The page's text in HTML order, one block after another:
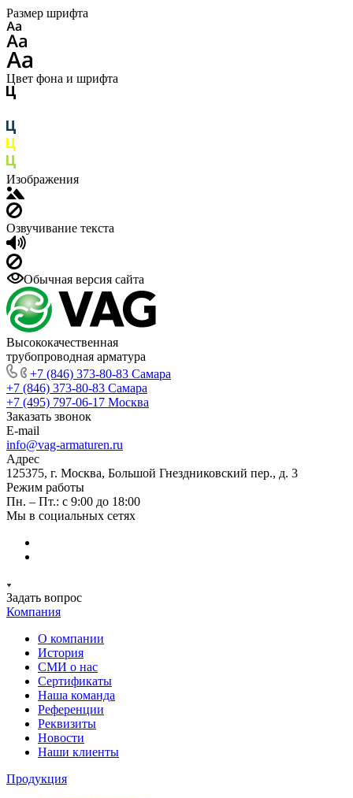
Размер шрифта
Цвет фона и шрифта
Изображения
Озвучивание текста
Обычная версия сайта
Высококачественная
трубопроводная арматура
+7 (846) 373-80-83 Самара
+7 (846) 373-80-83 Самара
+7 (495) 797-06-17 Москва
Заказать звонок
E-mail
info@vag-armaturen.ru
Адрес
125375, г. Москва, Большой Гнездниковский пер., д. 3
Режим работы
Пн. – Пт.: с 9:00 до 18:00
Мы в социальных сетях
Задать вопрос
Компания
О компании
История
СМИ о нас
Cертификаты
Наша команда
Референции
Реквизиты
Новости
Наши клиенты
Продукция